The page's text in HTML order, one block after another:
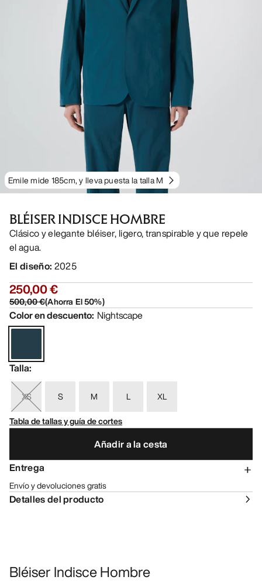
Emile mide 185cm, y lleva puesta la talla M
BLÉISER INDISCE HOMBRE
Clásico y elegante bléiser, ligero, transpirable y que repele
el agua.
El diseño: 2025
250,00 €
500,00 €(Ahorra El50%)
Color en descuento: Nightscape
Talla:
XS S M L
XL
Tabla de tallas y guía de cortes
Añadir a la cesta
Entrega
Envío y devoluciones gratis
Detalles del producto
Bléiser Indisce Hombre